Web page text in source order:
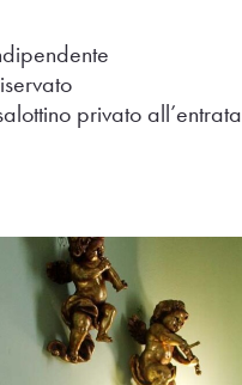
privato all’entrata